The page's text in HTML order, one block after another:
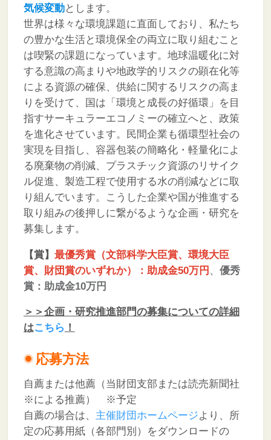
気候変動とします。
世界は様々な環境課題に直面しており、私たち
の豊かな生活と環境保全の両立に取り組むこと
は喫緊の課題になっています。地球温暖化に対
する意識の高まりや地政学的リスクの顕在化等
による資源の確保、供給に関するリスクの高ま
りを受けて、国は「環境と成長の好循環」を目
指すサーキュラーエコノミーの確立へと、政策
を進化させています。民間企業も循環型社会の
実現を目指し、容器包装の簡略化・軽量化によ
る廃棄物の削減、プラスチック資源のリサイク
ル促進、製造工程で使用する水の削減などに取
り組んでいます。こうした企業や国が推進する
取り組みの後押しに繋がるような企画・研究を
募集します。
【賞】 最優秀賞（文部科学大臣賞、環境大臣
賞、財団賞のいずれか）：助成金50万円 、 優秀
賞：助成金10万円
＞＞企画・研究推進部門の募集についての詳細
はこちら ！
応募方法
自薦または他薦（当財団支部または読売新聞社
※による推薦） ※予定
自薦の場合は、 主催財団ホームページより、所
定の応募用紙（各部門別）をダウンロードの